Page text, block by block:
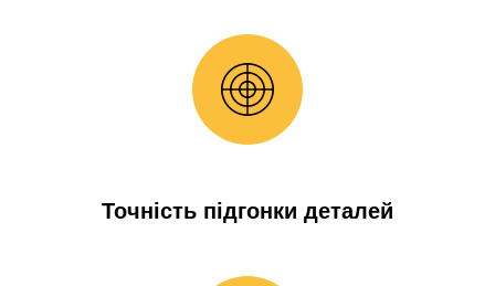
Точність підгонки деталей